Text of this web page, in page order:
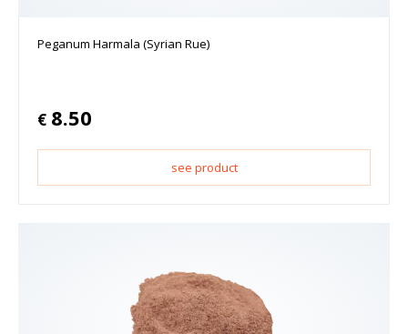
Peganum Harmala (Syrian Rue)
€ 8.50
see product